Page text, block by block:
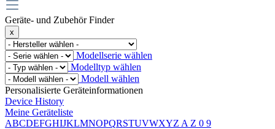
Geräte- und Zubehör Finder
x
Modellserie wählen
Modelltyp wählen
Modell wählen
Personalisierte Geräteinformationen
Device History
Meine Geräteliste
ABCDEFGHIJKLMNOPQRSTUVWXYZ A Z 0 9